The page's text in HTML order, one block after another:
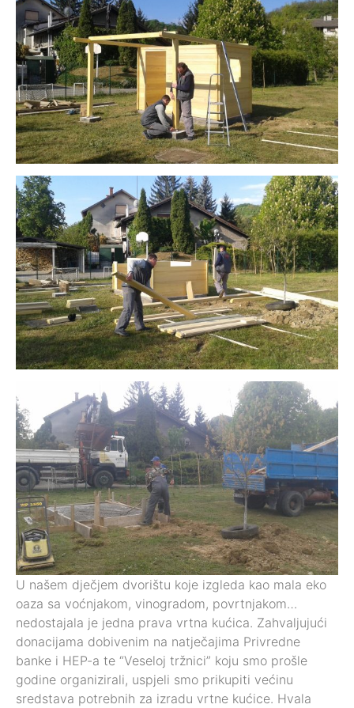
U našem dječjem dvorištu koje izgleda kao mala eko
oaza sa voćnjakom, vinogradom, povrtnjakom…
nedostajala je jedna prava vrtna kućica. Zahvaljujući
donacijama dobivenim na natječajima Privredne
banke i HEP-a te “Veseloj tržnici” koju smo prošle
godine organizirali, uspjeli smo prikupiti većinu
sredstava potrebnih za izradu vrtne kućice. Hvala